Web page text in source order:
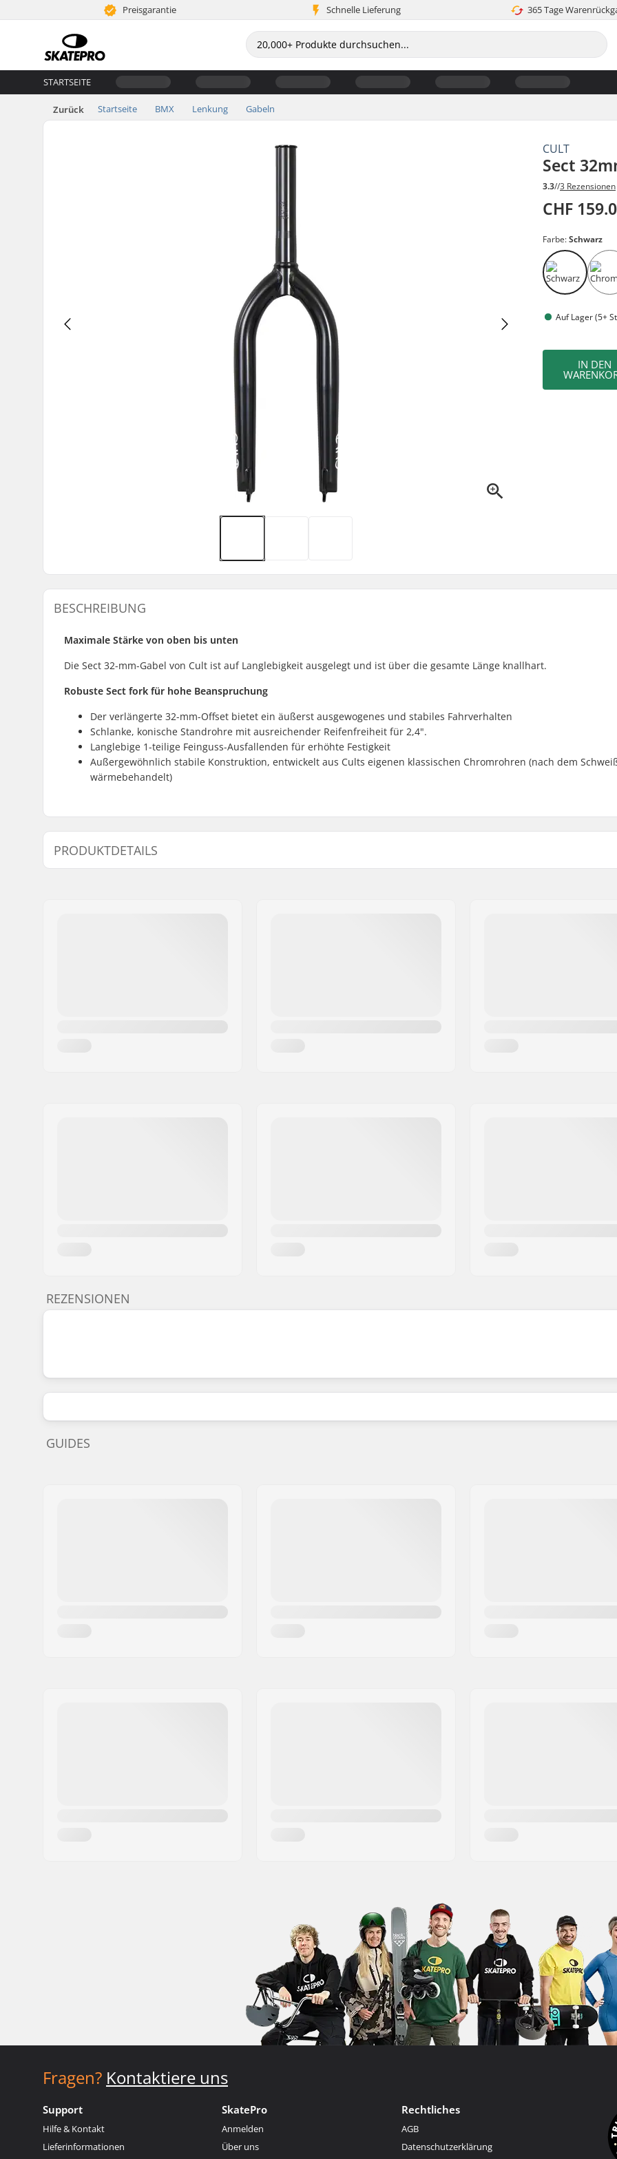
Preisgarantie Schnelle Lieferung 365 Tage
STARTSEITE
Zurück Startseite BMX Lenkung Gabeln
CULT
Sect
3.3//3 Rezensionen
CHF
Farbe:Schwarz
Auf Lager (5+
IN DEN
BESCHREIBUNG
Maximale Stärke von oben bis unten
Die Sect 32-mm-Gabel von Cult ist auf Langlebigkeit ausgelegt und ist über die gesamte Länge knallhart.
Robuste Sect fork für hohe Beanspruchung
Der verlängerte 32-mm-Offset bietet ein äußerst ausgewogenes und stabiles Fahrverhalten
Schlanke, konische Standrohre mit ausreichender Reifenfreiheit für 2,4".
Langlebige 1-teilige Feinguss-Ausfallenden für erhöhte Festigkeit
Außergewöhnlich stabile Konstruktion, entwickelt aus Cults eigenen klassischen Chromrohren (nach dem
wärmebehandelt)
PRODUKTDETAILS
REZENSIONEN
GUIDES
Fragen? Kontaktiere uns
Support
Hilfe & Kontakt
Lieferinformationen
SkatePro
Anmelden
Über uns
Rechtliches
AGB
Datenschutzerklärung